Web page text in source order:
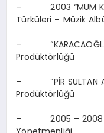
– 2003 “MUM
Türküleri – Müzik
–
Prodüktörlüğü
– “PİR SULTAN
Prodüktörlüğü
– 2005 – 2008